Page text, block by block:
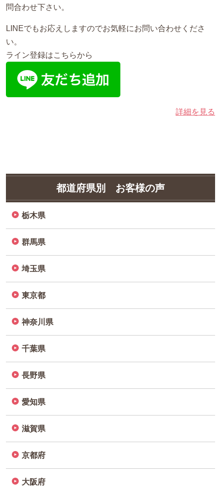
問合わせ下さい。
LINEでもお応えしますのでお気軽にお問い合わせくださ
い。
ライン登録はこちらから
詳細を見る
都道府県別 お客様の声
栃木県
群馬県
埼玉県
東京都
神奈川県
千葉県
長野県
愛知県
滋賀県
京都府
大阪府